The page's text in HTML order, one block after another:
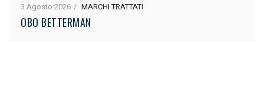
3 Agosto 2026 MARCHI TRATTATI
OBO BETTERMAN